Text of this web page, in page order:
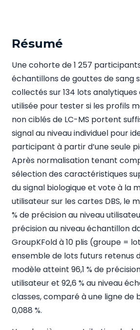
Résumé
Une cohorte de 1 257
échantillons de gouttes de sang
collectés sur 134 lots analytiques
utilisée pour tester si les profils
non ciblés de LC-MS portent
signal au niveau individuel pour
participant à partir d’une seule
Après normalisation tenant
sélection des caractéristiques
du signal biologique et vote à la
utilisateur sur les cartes DBS, le
% de précision au niveau
précision au niveau échantillon
GroupKFold à 10 plis (groupe =
ensemble de lots futurs retenus
modèle atteint 96,1 % de
utilisateur et 92,6 % au niveau
classes, comparé à une ligne de
0,088 %.